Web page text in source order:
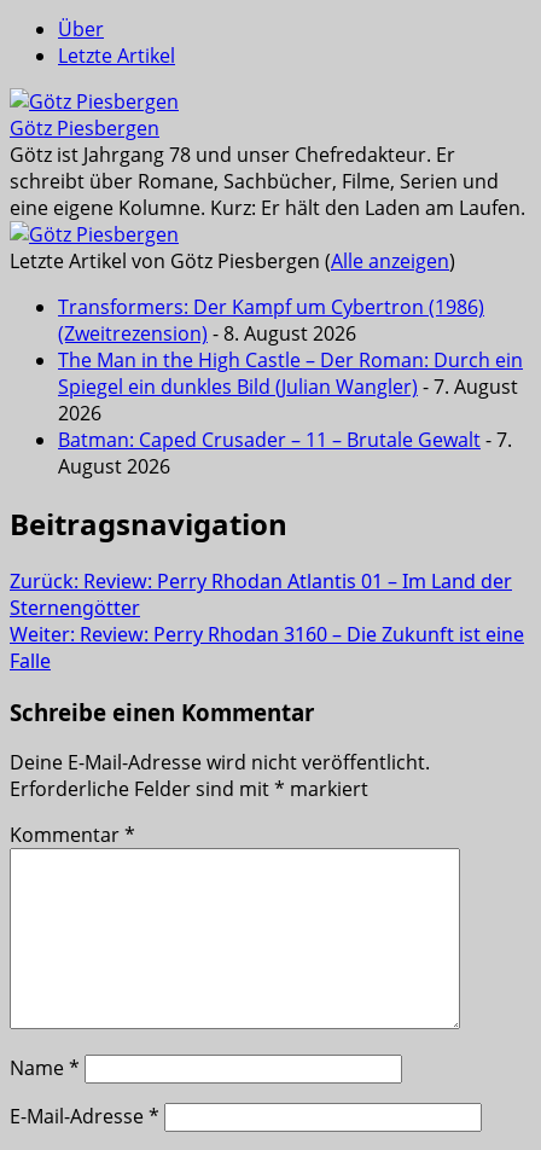
Über
Letzte Artikel
Götz Piesbergen
Götz ist Jahrgang 78 und unser Chefredakteur. Er
schreibt über Romane, Sachbücher, Filme, Serien und
eine eigene Kolumne. Kurz: Er hält den Laden am Laufen.
Letzte Artikel von Götz Piesbergen (Alle anzeigen)
Transformers: Der Kampf um Cybertron (1986)
(Zweitrezension) - 8. August 2026
The Man in the High Castle – Der Roman: Durch ein
Spiegel ein dunkles Bild (Julian Wangler) - 7. August
2026
Batman: Caped Crusader – 11 – Brutale Gewalt- 7.
August 2026
Beitragsnavigation
Zurück: Review: Perry Rhodan Atlantis 01 – Im Land der
Sternengötter
Weiter: Review: Perry Rhodan 3160 – Die Zukunft ist eine
Falle
Schreibe einen Kommentar
Deine E-Mail-Adresse wird nicht veröffentlicht.
Erforderliche Felder sind mit* markiert
Kommentar*
Name*
E-Mail-Adresse*